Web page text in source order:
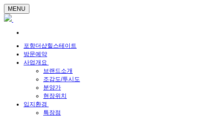
MENU
포항더샵힐스테이트
방문예약
사업개요
브랜드소개
조감도/투시도
분양가
현장위치
입지환경
특장점